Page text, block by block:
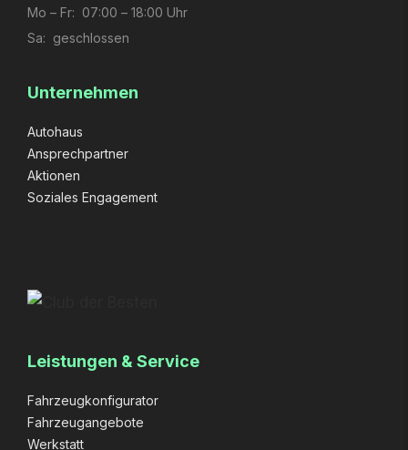
Mo – Fr: 07:00 – 18:00 Uhr
Sa: geschlossen
Unternehmen
Autohaus
Ansprechpartner
Aktionen
Soziales Engagement
Leistungen & Service
Fahrzeugkonfigurator
Fahrzeugangebote
Werkstatt